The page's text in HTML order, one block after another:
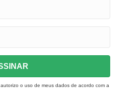
o uso de meus dados de acordo com a